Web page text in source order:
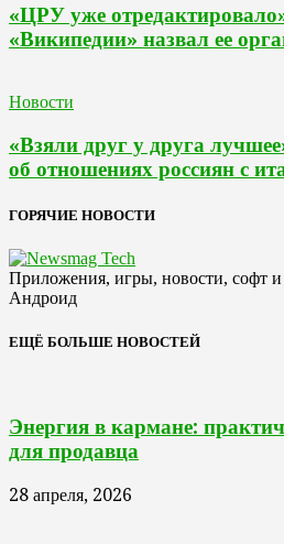
«ЦРУ уже
«Википедии» назвал ее
Новости
«Взяли друг у друга
об отношениях россиян с
ГОРЯЧИЕ НОВОСТИ
Приложения, игры, новости, софт и
Андроид
ЕЩЁ БОЛЬШЕ НОВОСТЕЙ
Энергия в кармане:
для продавца
28 апреля, 2026